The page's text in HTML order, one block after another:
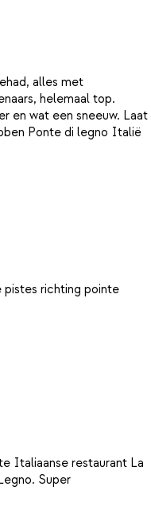
alles met
helemaal top.
en wat een sneeuw. Laat
pistes richting pointe
Italiaanse restaurant La
Super